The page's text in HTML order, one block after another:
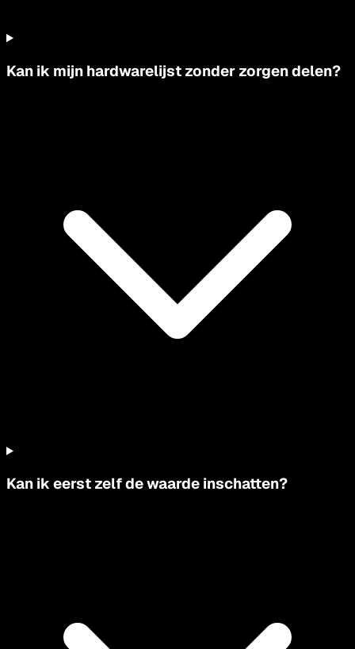
Kan ik mijn hardwarelijst zonder zorgen delen?
Kan ik eerst zelf de waarde inschatten?